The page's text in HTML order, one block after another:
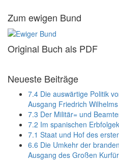
Zum ewigen Bund
Original Buch als PDF
Neueste Beiträge
7.4 Die auswärtige Politik
Ausgang Friedrich
7.3 Der Militär= und
7.2 Im spanischen
7.1 Staat und Hof des
6.6 Die Umkehr der
Ausgang des Großen